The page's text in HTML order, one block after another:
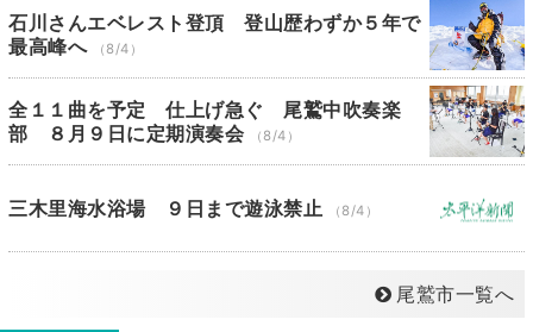
石川さんエベレスト登頂 登山歴わずか５年で
最高峰へ
（8/4）
全１１曲を予定 仕上げ急ぐ 尾鷲中吹奏楽
部 ８月９日に定期演奏会
（8/4）
三木里海水浴場 ９日まで遊泳禁止 （8/4）
尾鷲市一覧へ